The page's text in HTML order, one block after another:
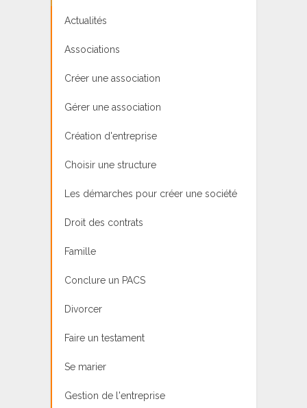
Actualités
Associations
Créer une association
Gérer une association
Création d'entreprise
Choisir une structure
Les démarches pour créer une société
Droit des contrats
Famille
Conclure un PACS
Divorcer
Faire un testament
Se marier
Gestion de l'entreprise